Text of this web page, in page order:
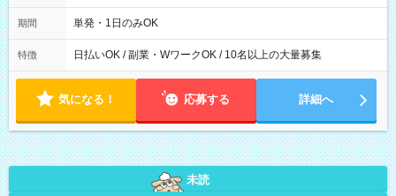
00～20：00
期間 単発・1日のみOK
特徴 日払いOK / 副業・WワークOK / 10名以上の大量募集
気になる！ 応募する 詳細へ
未読